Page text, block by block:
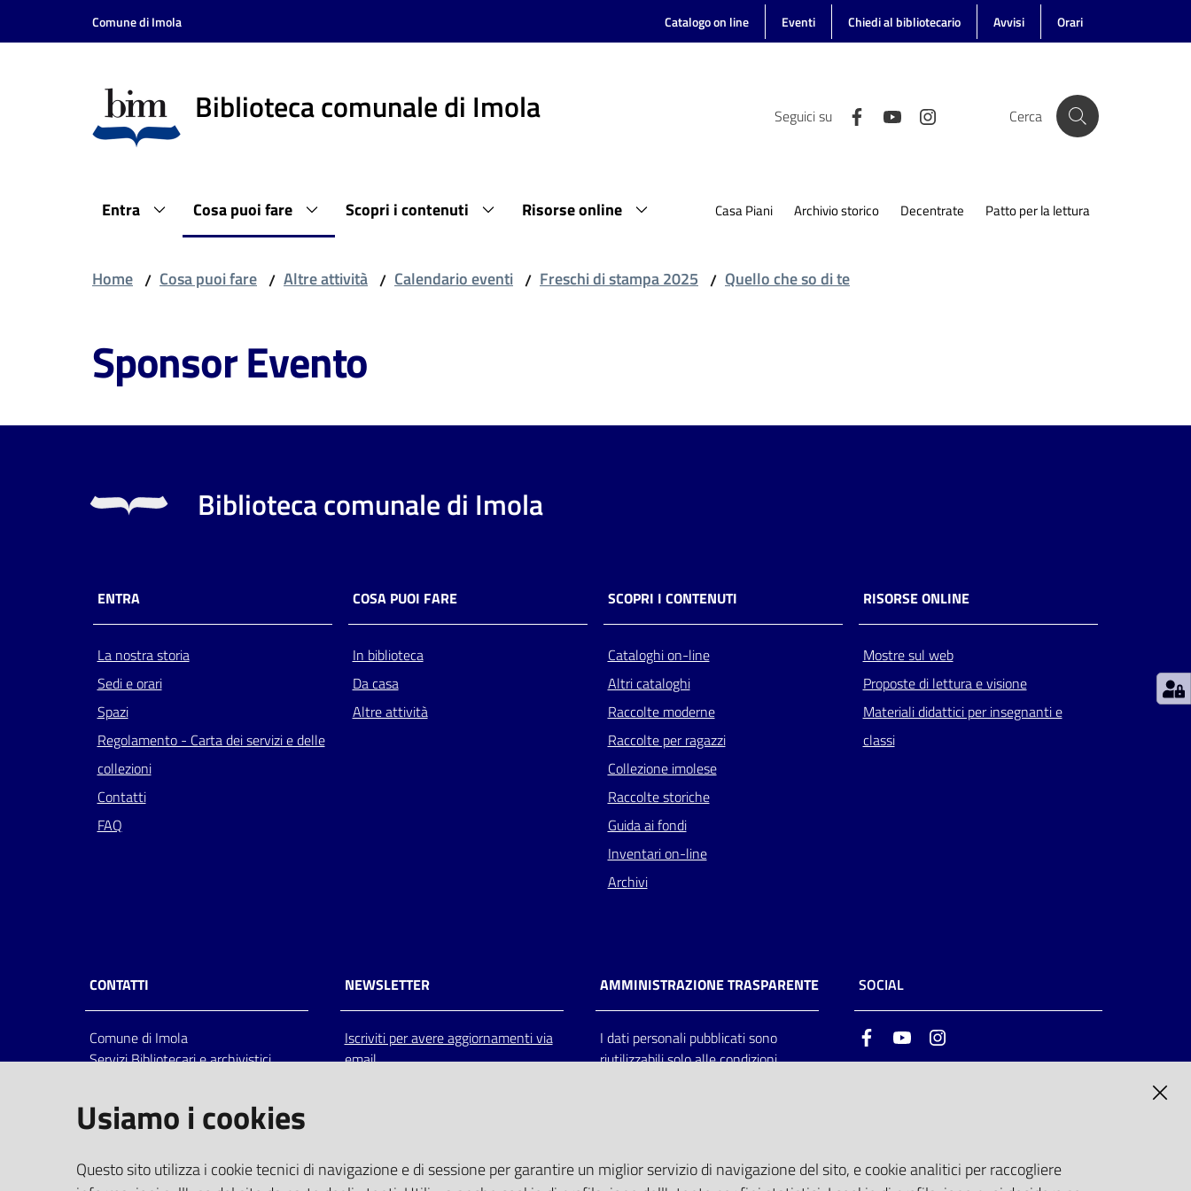
Vai al contenuto
Vai alla navigazione
Comune di Imola Catalogo on line Eventi Chiedi al bibliotecario Avvisi Orari
Biblioteca comunale di Imola Seguici su Cerca
Entra Cosa puoi fare Scopri i contenuti Risorse online Casa Piani Archivio storico Decentrate Patto per la lettura
Home / Cosa puoi fare / Altre attività / Calendario eventi / Freschi di stampa 2025 / Quello che so di te
Sponsor Evento
Biblioteca comunale di Imola
ENTRA
La nostra storia
Sedi e orari
Spazi
Regolamento - Carta dei servizi e delle
collezioni
Contatti
FAQ
COSA PUOI FARE
In biblioteca
Da casa
Altre attività
SCOPRI I CONTENUTI
Cataloghi on-line
Altri cataloghi
Raccolte moderne
Raccolte per ragazzi
Collezione imolese
Raccolte storiche
Guida ai fondi
Inventari on-line
Archivi
RISORSE ONLINE
Mostre sul web
Proposte di lettura e visione
Materiali didattici per insegnanti e
classi
CONTATTI
Comune di Imola
Servizi Bibliotecari e archivistici
Italia
centralino: tel 0542.6026.36 fax
bim@comune.imola.bo.it
PEC
NEWSLETTER
Iscriviti per avere aggiornamenti via
email
AMMINISTRAZIONE TRASPARENTE
I dati personali pubblicati sono
riutilizzabili solo alle condizioni
SOCIAL
FacebookYoutube
Usiamo i cookies
Questo sito utilizza i cookie tecnici di navigazione e di sessione per garantire un miglior servizio di navigazione del sito, e cookie analitici per raccogliere